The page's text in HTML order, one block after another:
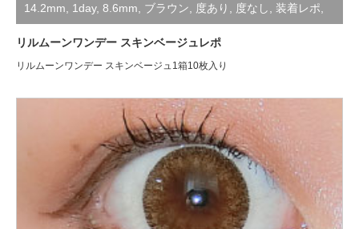
14.2mm 1day, 8.6mm ブラウン 度あり 度なし 装着レポ
非公開
リルムーンワンデー スキンベージュレポ
リルムーンワンデー スキンベージュ1箱10枚入り